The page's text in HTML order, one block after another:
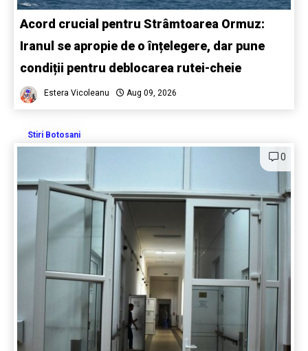
Acord crucial pentru Strâmtoarea Ormuz:
Iranul se apropie de o înțelegere, dar pune
condiții pentru deblocarea rutei-cheie
Estera Vicoleanu Aug 09, 2026
Stiri Botosani
0